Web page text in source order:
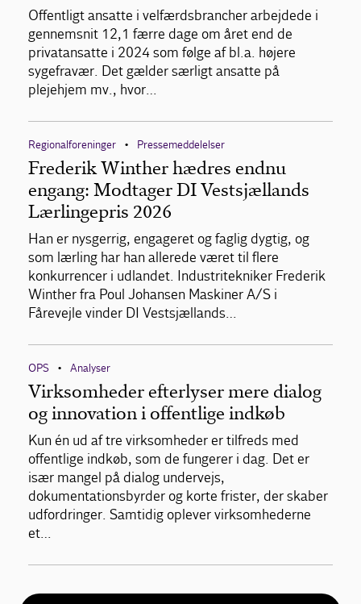
Offentligt ansatte i velfærdsbrancher arbejdede i
gennemsnit 12,1 færre dage om året end de
privatansatte i 2024 som følge af bl.a. højere
sygefravær. Det gælder særligt ansatte på
plejehjem mv., hvor…
Regionalforeninger • Pressemeddelelser
Frederik Winther hædres endnu
engang: Modtager DI Vestsjællands
Lærlingepris 2026
Han er nysgerrig, engageret og faglig dygtig, og
som lærling har han allerede været til flere
konkurrencer i udlandet. Industritekniker Frederik
Winther fra Poul Johansen Maskiner A/S i
Fårevejle vinder DI Vestsjællands…
OPS • Analyser
Virksomheder efterlyser mere dialog
og innovation i offentlige indkøb
Kun én ud af tre virksomheder er tilfreds med
offentlige indkøb, som de fungerer i dag. Det er
især mangel på dialog undervejs,
dokumentationsbyrder og korte frister, der skaber
udfordringer. Samtidig oplever virksomhederne
et…